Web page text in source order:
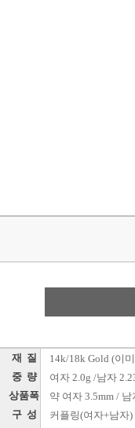
재 질 14k/18k Gold (이
중 량 여자 2.0g /남자
상품폭 약 여자 3.5mm / 남
구 성 커플링(여자+남자)